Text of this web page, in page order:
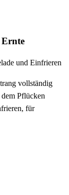
Ernte
und Einfrieren
vollständig
Pflücken
für